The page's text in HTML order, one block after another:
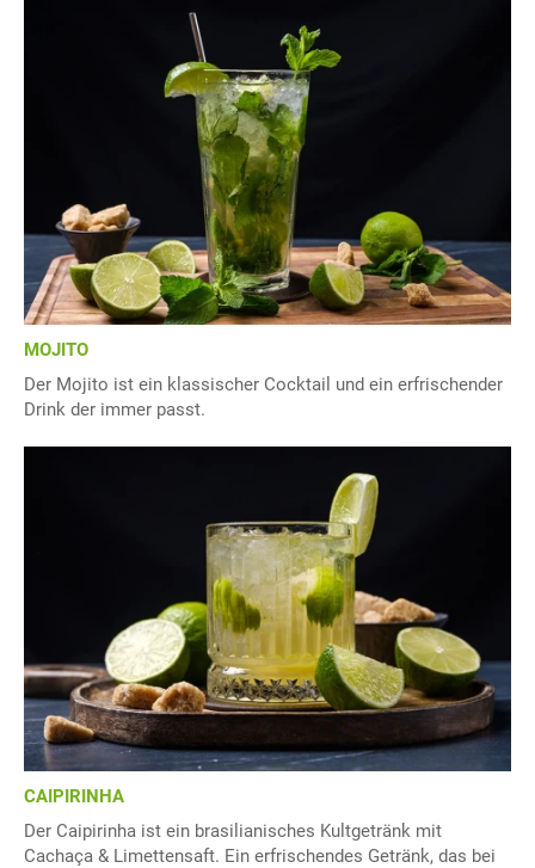
MOJITO
Der Mojito ist ein klassischer Cocktail und ein erfrischender
Drink der immer passt.
CAIPIRINHA
Der Caipirinha ist ein brasilianisches Kultgetränk mit
Cachaça & Limettensaft. Ein erfrischendes Getränk, das bei